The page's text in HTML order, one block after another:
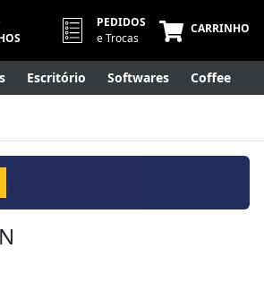
PEDIDOS
e Trocas
CARRINHO
Escritório Softwares Coffee